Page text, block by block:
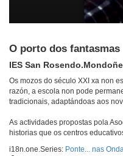
O porto dos fantasmas
IES San
Os mozos do século XXI xa non
razón, a escola non pode
tradicionais, adaptándoas aos
As actividades propostas pola
historias que os centros
i18n.one.Series: Ponte... nas